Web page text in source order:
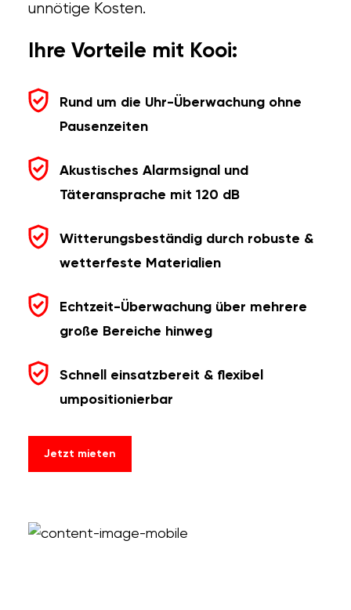
unnötige Kosten.
Ihre Vorteile mit Kooi:
Rund um die Uhr-Überwachung ohne
Pausenzeiten
Akustisches Alarmsignal und
Täteransprache mit 120 dB
Witterungsbeständig durch robuste &
wetterfeste Materialien
Echtzeit-Überwachung über mehrere
große Bereiche hinweg
Schnell einsatzbereit & flexibel
umpositionierbar
Jetzt mieten